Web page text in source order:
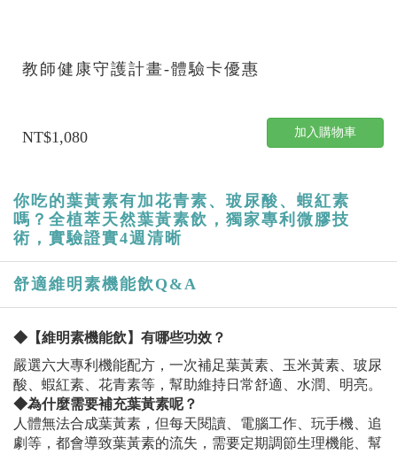
教師健康守護計畫-體驗卡優惠
NT$1,080 加入購物車
你吃的葉黃素有加花青素、玻尿酸、蝦紅素
嗎？ 全植萃天然葉黃素飲，獨家專利微膠技
術，實驗證實4週清晰
舒適維明素機能飲Q&A
◆【維明素機能飲】 有哪些功效 ？
嚴選六大專利機能配方，一次補足葉黃素、玉米黃素、玻尿
酸、蝦紅素、花青素等，幫助維持日常舒適、水潤、明亮。
◆為什麼需要補充葉黃素呢？
人體無法合成葉黃素，但每天閱讀、電腦工作、玩手機、追
劇等，都會導致葉黃素的流失，需要定期調節生理機能、幫